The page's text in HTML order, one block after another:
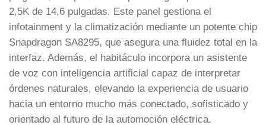
2,5K de 14,6 pulgadas. Este panel gestiona el
infotainment y la climatización mediante un potente chip
Snapdragon SA8295, que asegura una fluidez total en la
interfaz. Además, el habitáculo incorpora un asistente
de voz con inteligencia artificial capaz de interpretar
órdenes naturales, elevando la experiencia de usuario
hacia un entorno mucho más conectado, sofisticado y
orientado al futuro de la automoción eléctrica.